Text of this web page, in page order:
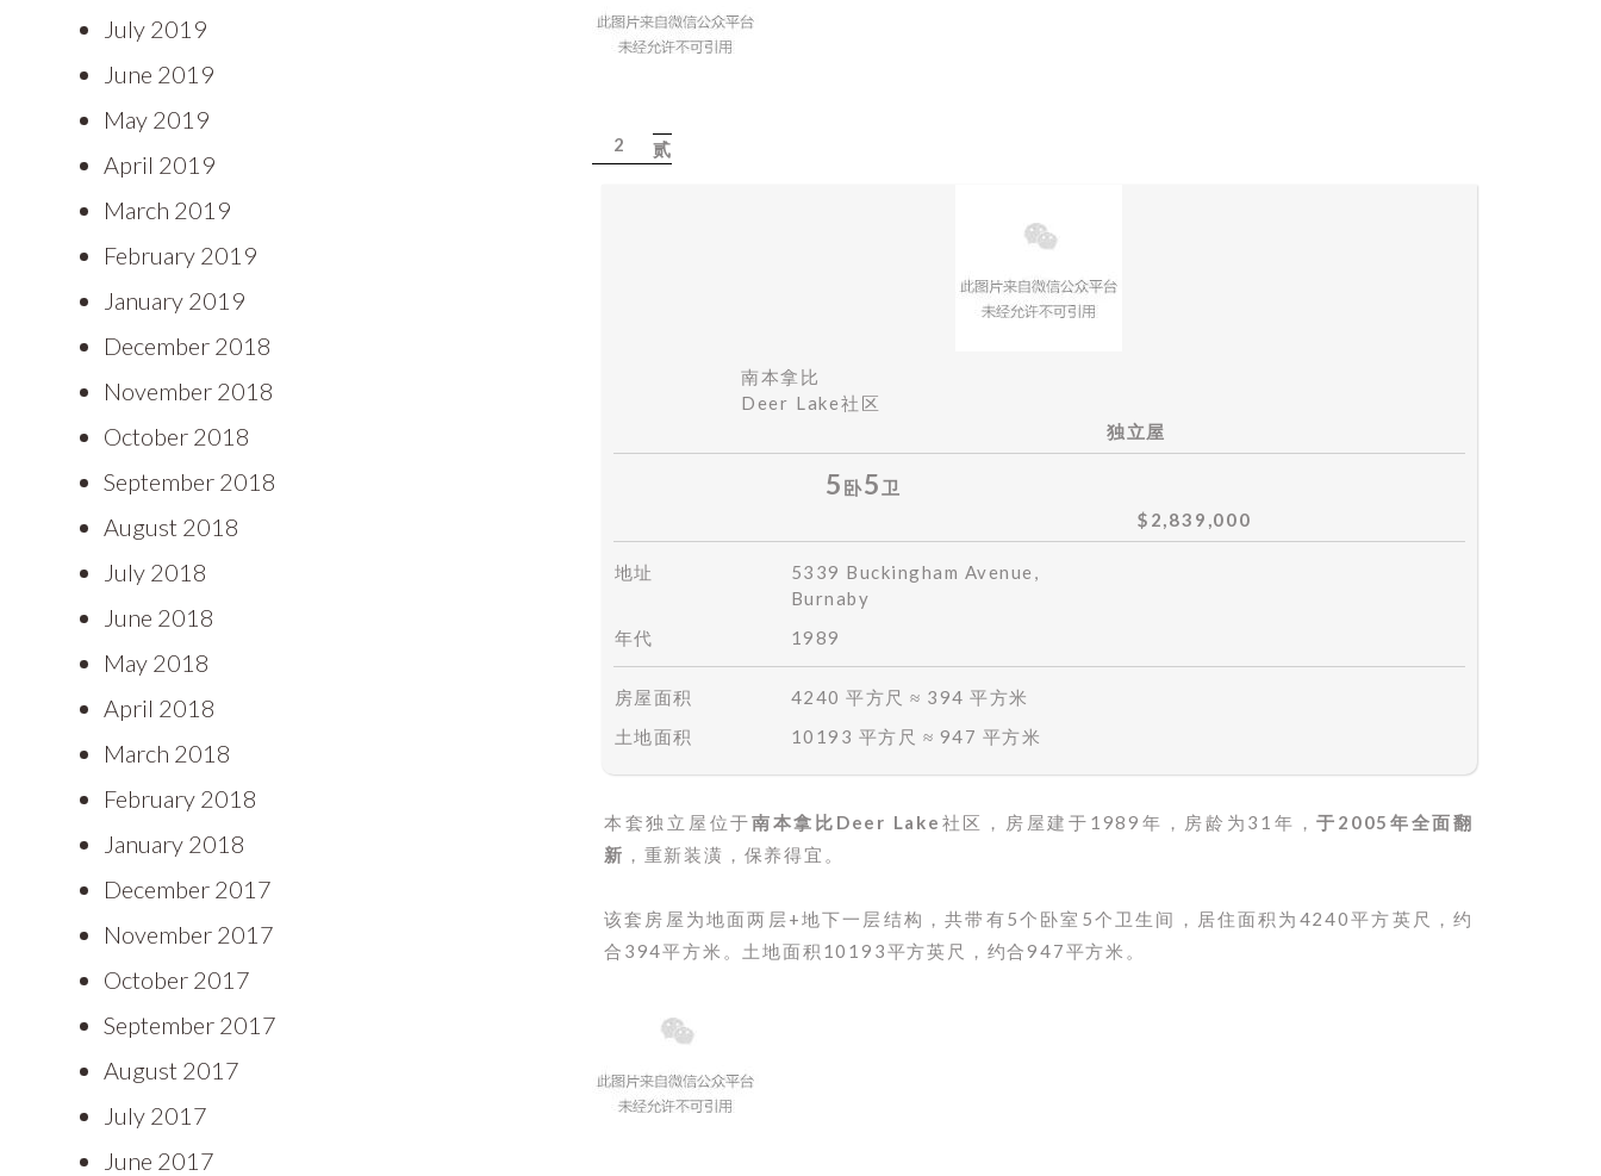
2 贰
南本拿比
Deer Lake社区
独立屋
5 卧5 卫
$2,839,000
地址
5339 Buckingham Avenue,
Burnaby
年代
1989
房屋面积
4240 平方尺 ≈ 394 平方米
土地面积
10193 平方尺 ≈ 947 平方米
本套独立屋位于南本拿比Deer Lake 社区，房屋建于1989年，房龄为31年，于2005年全面翻
新 ，重新装潢，保养得宜。
该套房屋为地面两层+地下一层结构，共带有5个卧室5个卫生间，居住面积为4240平方英尺，约
合394平方米。土地面积10193平方英尺，约合947平方米。
July 2019
June 2019
May 2019
April 2019
March 2019
February 2019
January 2019
December 2018
November 2018
October 2018
September 2018
August 2018
July 2018
June 2018
May 2018
April 2018
March 2018
February 2018
January 2018
December 2017
November 2017
October 2017
September 2017
August 2017
July 2017
June 2017